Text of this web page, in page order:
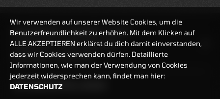
BANKEINSTELLUNGEN
REALTIMEKURSE 10.08.2026
22:30:12
HANDELSZEIT
MO-FR: 7:30-23 UHR
ZERTIFIKATE
8:00-22 UHR
Wir verwenden auf unserer Website Cookies, um die
Benutzerfreundlichkeit zu erhöhen. Mit dem Klicken auf
ALLE AKZEPTIEREN erklärst du dich damit einverstanden,
dass wir Cookies verwenden dürfen. Detaillierte
Informationen, wie man der Verwendung von Cookies
jederzeit widersprechen kann, findet man hier:
DATENSCHUTZ